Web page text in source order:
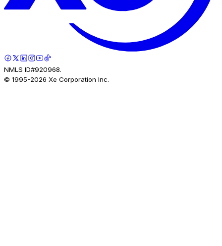
NMLS ID#920968.
© 1995-2026 Xe Corporation Inc.